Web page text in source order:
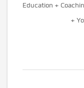
Education +
+